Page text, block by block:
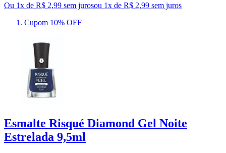
Ou 1x de R$ 2,99 sem jurosou 1x de R$ 2,99 sem juros
Cupom 10% OFF
Esmalte Risqué Diamond Gel Noite
Estrelada 9,5ml